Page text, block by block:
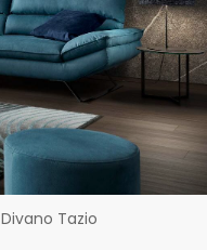
Divano Tazio